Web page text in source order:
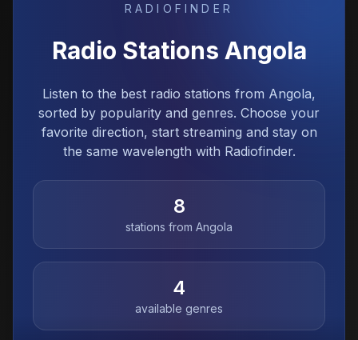
RADIOFINDER
Radio Stations Angola
Listen to the best radio stations from Angola,
sorted by popularity and genres. Choose your
favorite direction, start streaming and stay on
the same wavelength with Radiofinder.
8
stations from Angola
4
available genres